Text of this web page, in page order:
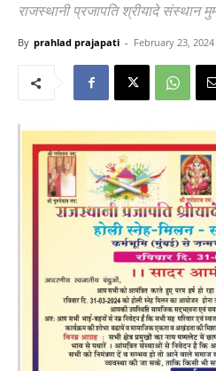
राजस्थानी प्रजापति श्रीयादे संस्थान
By prahlad prajapati - February 23, 2024